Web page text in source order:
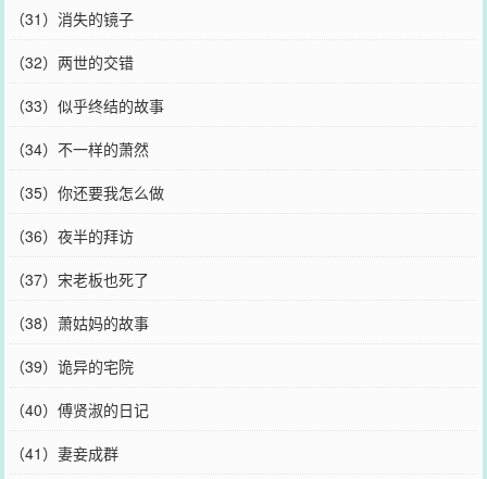
（31）消失的镜子
（32）两世的交错
（33）似乎终结的故事
（34）不一样的萧然
（35）你还要我怎么做
（36）夜半的拜访
（37）宋老板也死了
（38）萧姑妈的故事
（39）诡异的宅院
（40）傅贤淑的日记
（41）妻妾成群